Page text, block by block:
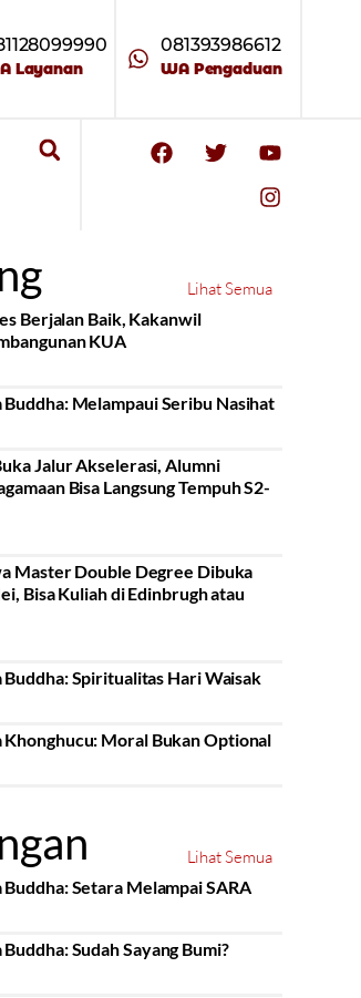
Layanan
081393986612
WA Pengaduan
Lihat Semua
Berjalan Baik, Kakanwil
KUA
Buddha: Melampaui Seribu Nasihat
Jalur Akselerasi, Alumni
Bisa Langsung Tempuh S2-
Master Double Degree Dibuka
Bisa Kuliah di Edinbrugh atau
Buddha: Spiritualitas Hari Waisak
Khonghucu: Moral Bukan Optional
Lihat Semua
Setara Melampai SARA
Sudah Sayang Bumi?